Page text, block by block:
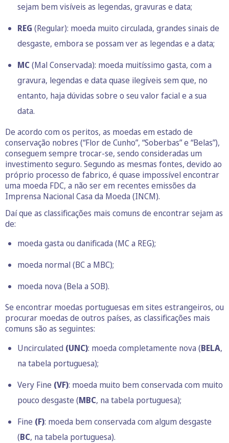
sejam bem visíveis as legendas, gravuras e data;
REG (Regular): moeda muito circulada, grandes sinais de
desgaste, embora se possam ver as legendas e a data;
MC(Mal Conservada): moeda muitíssimo gasta, com a
gravura, legendas e data quase ilegíveis sem que, no
entanto, haja dúvidas sobre o seu valor facial e a sua
data.
De acordo com os peritos, as moedas em estado de
conservação nobres (“Flor de Cunho”, “Soberbas” e “Belas”),
conseguem sempre trocar-se, sendo consideradas um
investimento seguro. Segundo as mesmas fontes, devido ao
próprio processo de fabrico, é quase impossível encontrar
uma moeda FDC, a não ser em recentes emissões da
Imprensa Nacional Casa da Moeda (INCM).
Daí que as classificações mais comuns de encontrar sejam as
de:
moeda gasta ou danificada (MC a REG);
moeda normal (BC a MBC);
moeda nova (Bela a SOB).
Se encontrar moedas portuguesas em sites estrangeiros, ou
procurar moedas de outros países, as classificações mais
comuns são as seguintes:
Uncirculated (UNC): moeda completamente nova (BELA,
na tabela portuguesa);
Very Fine (VF): moeda muito bem conservada com muito
pouco desgaste (MBC, na tabela portuguesa);
Fine (F): moeda bem conservada com algum desgaste
(BC, na tabela portuguesa).